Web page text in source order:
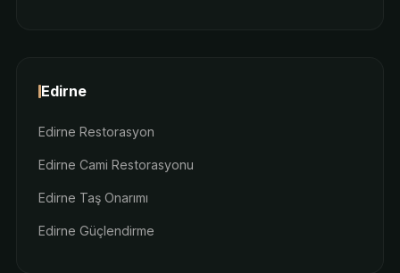
Edirne
Edirne Restorasyon
Edirne Cami Restorasyonu
Edirne Taş Onarımı
Edirne Güçlendirme